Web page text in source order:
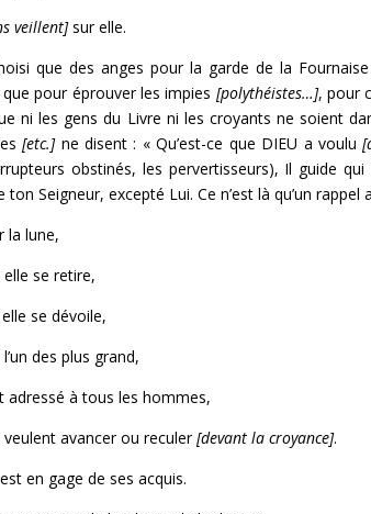
veillent]sur elle.
que des anges pour la garde de la
pour éprouver les impies [polythéistes…], pour
ni les gens du Livre ni les croyants ne soient
[etc.]ne disent : « Qu’est-ce que DIEU a voulu
obstinés, les pervertisseurs), Il guide
Seigneur, excepté Lui. Ce n’est là qu’un rappel
la lune,
se retire,
se dévoile,
des plus grand,
adressé à tous les hommes,
avancer ou reculer[devant la croyance].
en gage de ses acquis.